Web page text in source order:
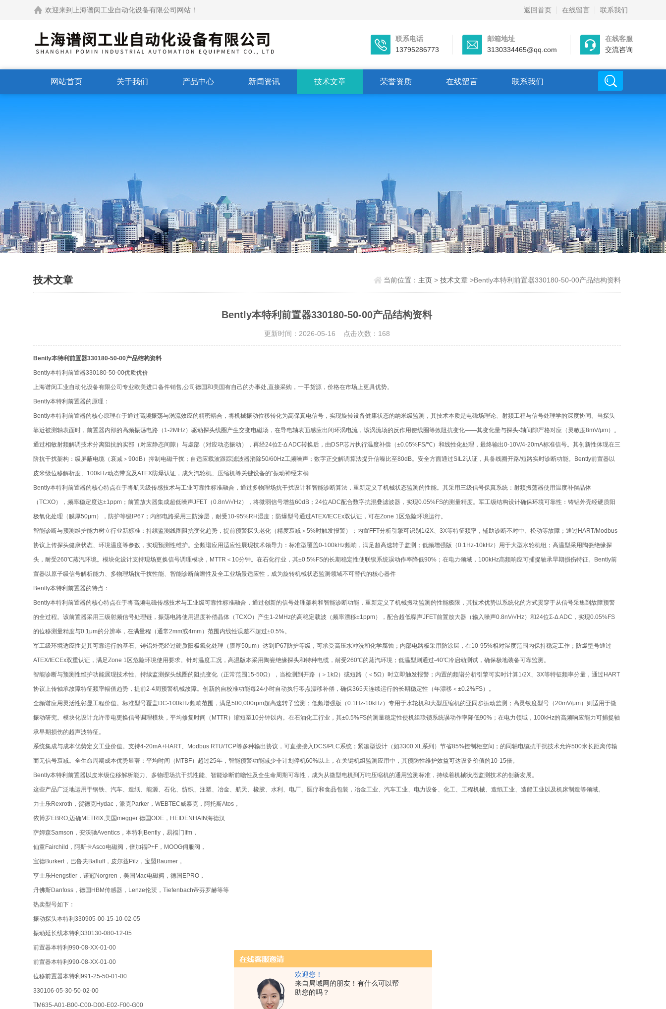
欢迎您！
来自局域网的朋友！有什么可以帮
助您的吗？
欢迎来到上海谱闵工业自动化设备有限公司网站！ 返回首页 在线留言 联系我们
联系电话
13795286773
邮箱地址
3130334465@qq.com
在线客服
交流咨询
网站首页 关于我们 产品中心 新闻资讯 技术文章 荣誉资质 在线留言 联系我们
技术文章 当前位置： 主页> 技术文章>Bently本特利前置器330180-50-00产品结构资料
Bently本特利前置器330180-50-00产品结构资料
更新时间：2026-05-16 点击次数：168
Bently本特利前置器330180-50-00产品结构资料
Bently本特利前置器330180-50-00优质优价
上海谱闵工业自动化设备有限公司专业欧美进口备件销售,公司德国和美国有自己的办事处,直接采购，一手货源，价格在市场上更具优势。
Bently本特利前置器的原理：
Bently本特利前置器的核心原理在于通过高频振荡与涡流效应的精密耦合，将机械振动位移转化为高保真电信号，实现旋转设备健康状态的纳米级监测，其技术本质是电磁场理论、射频工程与信号处理学的深度协同。当探头
靠近被测轴表面时，前置器内部的高频振荡电路（1-2MHz）驱动探头线圈产生交变电磁场，在导电轴表面感应出闭环涡电流，该涡流场的反作用使线圈等效阻抗变化——其变化量与探头-轴间隙严格对应（灵敏度8mV/μm）。
通过相敏射频解调技术分离阻抗的实部（对应静态间隙）与虚部（对应动态振动），再经24位Σ-Δ ADC转换后，由DSP芯片执行温度补偿（±0.05%FS/℃）和线性化处理，最终输出0-10V/4-20mA标准信号。其创新性体现在三
阶抗干扰架构：级屏蔽电缆（衰减＞90dB）抑制电磁干扰；自适应载波跟踪滤波器消除50/60Hz工频噪声；数字正交解调算法提升信噪比至80dB。安全方面通过SIL2认证，具备线圈开路/短路实时诊断功能。Bently前置器以
皮米级位移解析度、100kHz动态带宽及ATEX防爆认证，成为汽轮机、压缩机等关键设备的"振动神经末梢
Bently本特利前置器的核心特点在于将航天级传感技术与工业可靠性标准融合，通过多物理场抗干扰设计和智能诊断算法，重新定义了机械状态监测的性能。其采用三级信号保真系统：射频振荡器使用温度补偿晶体
（TCXO），频率稳定度达±1ppm；前置放大器集成超低噪声JFET（0.8nV/√Hz），将微弱信号增益60dB；24位ADC配合数字抗混叠滤波器，实现0.05%FS的测量精度。军工级结构设计确保环境可靠性：铸铝外壳经硬质阳
极氧化处理（膜厚50μm），防护等级IP67；内部电路采用三防涂层，耐受10-95%RH湿度；防爆型号通过ATEX/IECEx双认证，可在Zone 1区危险环境运行。
智能诊断与预测维护能力树立行业新标准：持续监测线圈阻抗变化趋势，提前预警探头老化（精度衰减＞5%时触发报警）；内置FFT分析引擎可识别1/2X、3X等特征频率，辅助诊断不对中、松动等故障；通过HART/Modbus
协议上传探头健康状态、环境温度等参数，实现预测性维护。全频谱应用适应性展现技术领导力：标准型覆盖0-100kHz频响，满足超高速转子监测；低频增强版（0.1Hz-10kHz）用于大型水轮机组；高温型采用陶瓷绝缘探
头，耐受260℃蒸汽环境。模块化设计支持现场更换信号调理模块，MTTR＜10分钟。在石化行业，其±0.5%FS的长期稳定性使联锁系统误动作率降低90%；在电力领域，100kHz高频响应可捕捉轴承早期损伤特征。Bently前
置器以原子级信号解析能力、多物理场抗干扰性能、智能诊断前瞻性及全工业场景适应性，成为旋转机械状态监测领域不可替代的核心器件
Bently本特利前置器的特点：
Bently本特利前置器的核心特点在于将高频电磁传感技术与工业级可靠性标准融合，通过创新的信号处理架构和智能诊断功能，重新定义了机械振动监测的性能极限，其技术优势以系统化的方式贯穿于从信号采集到故障预警
的全过程。该前置器采用三级射频信号处理链，振荡电路使用温度补偿晶体（TCXO）产生1-2MHz的高稳定载波（频率漂移±1ppm），配合超低噪声JFET前置放大器（输入噪声0.8nV/√Hz）和24位Σ-Δ ADC，实现0.05%FS
的位移测量精度与0.1μm的分辨率，在满量程（通常2mm或4mm）范围内线性误差不超过±0.5%。
军工级环境适应性是其可靠运行的基石。铸铝外壳经过硬质阳极氧化处理（膜厚50μm）达到IP67防护等级，可承受高压水冲洗和化学腐蚀；内部电路板采用防涂层，在10-95%相对湿度范围内保持稳定工作；防爆型号通过
ATEX/IECEx双重认证，满足Zone 1区危险环境使用要求。针对温度工况，高温版本采用陶瓷绝缘探头和特种电缆，耐受260℃的蒸汽环境；低温型则通过-40℃冷启动测试，确保极地装备可靠监测。
智能诊断与预测性维护功能展现技术性。持续监测探头线圈的阻抗变化（正常范围15-50Ω），当检测到开路（＞1kΩ）或短路（＜5Ω）时立即触发报警；内置的频谱分析引擎可实时计算1/2X、3X等特征频率分量，通过HART
协议上传轴承故障特征频率幅值趋势，提前2-4周预警机械故障。创新的自校准功能每24小时自动执行零点漂移补偿，确保365天连续运行的长期稳定性（年漂移＜±0.2%FS）。
全频谱应用灵活性彰显工程价值。标准型号覆盖DC-100kHz频响范围，满足500,000rpm超高速转子监测；低频增强版（0.1Hz-10kHz）专用于水轮机和大型压缩机的亚同步振动监测；高灵敏度型号（20mV/μm）则适用于微
振动研究。模块化设计允许带电更换信号调理模块，平均修复时间（MTTR）缩短至10分钟以内。在石油化工行业，其±0.5%FS的测量稳定性使机组联锁系统误动作率降低90%；在电力领域，100kHz的高频响应能力可捕捉轴
承早期损伤的超声波特征。
系统集成与成本优势定义工业价值。支持4-20mA+HART、Modbus RTU/TCP等多种输出协议，可直接接入DCS/PLC系统；紧凑型设计（如3300 XL系列）节省85%控制柜空间；的同轴电缆抗干扰技术允许500米长距离传输
而无信号衰减。全生命周期成本优势显著：平均时间（MTBF）超过25年，智能预警功能减少非计划停机60%以上，在关键机组监测应用中，其预防性维护效益可达设备价值的10-15倍。
Bently本特利前置器以皮米级位移解析能力、多物理场抗干扰性能、智能诊断前瞻性及全生命周期可靠性，成为从微型电机到万吨压缩机的通用监测标准，持续着机械状态监测技术的创新发展。
这些产品广泛地运用于钢铁、汽车、造纸、能源、石化、纺织、注塑、冶金、航天、橡胶、水利、电厂、医疗和食品包装，冶金工业、汽车工业、电力设备、化工、工程机械、造纸工业、造船工业以及机床制造等领域。
力士乐Rexroth，贺德克Hydac，派克Parker，WEBTEC威泰克，阿托斯Atos，
依博罗EBRO,迈确METRIX,美国megger 德国ODE，HEIDENHAIN海德汉
萨姆森Samson，安沃驰Aventics，本特利Bently，易福门Ifm，
仙童Fairchild，阿斯卡Asco电磁阀，倍加福P+F，MOOG伺服阀，
宝德Burkert，巴鲁夫Balluff，皮尔兹Pilz，宝盟Baumer，
亨士乐Hengstler，诺冠Norgren，美国Mac电磁阀，德国EPRO，
丹佛斯Danfoss，德国HBM传感器，Lenze伦茨，Tiefenbach帝芬罗赫等等
热卖型号如下：
振动探头本特利330905-00-15-10-02-05
振动延长线本特利330130-080-12-05
前置器本特利990-08-XX-01-00
前置器本特利990-08-XX-01-00
位移前置器本特利991-25-50-01-00
330106-05-30-50-02-00
TM635-A01-B00-C00-D00-E02-F00-G00